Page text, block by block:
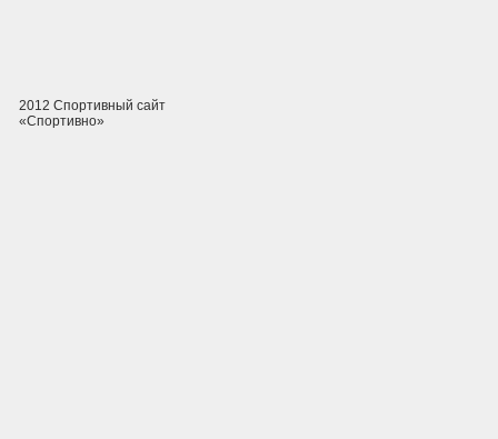
2012 Спортивный сайт
«Спортивно»